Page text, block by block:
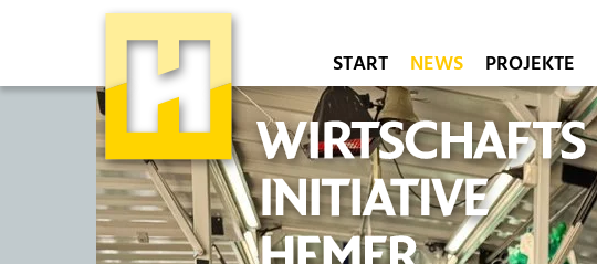
START NEWS PROJEKTE